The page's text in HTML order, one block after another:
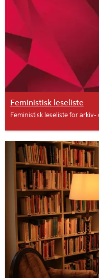
Feministisk leseliste
Feministisk leseliste for